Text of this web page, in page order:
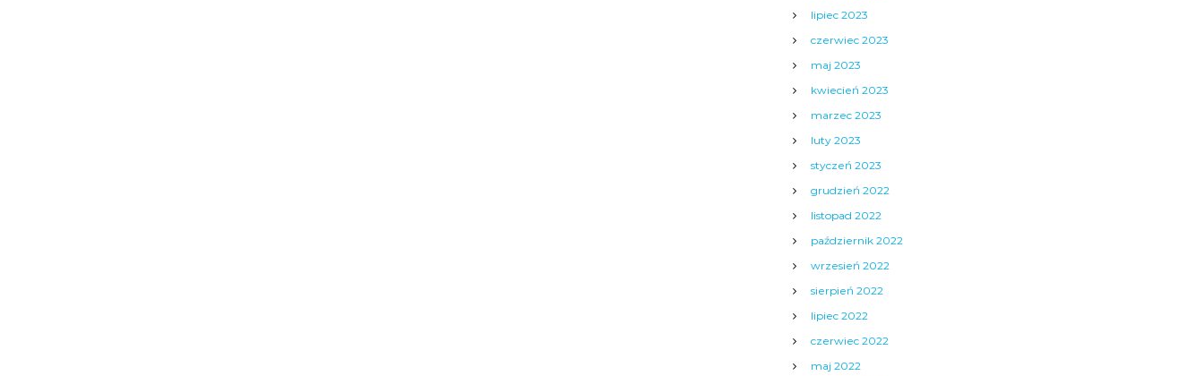
lipiec 2023
czerwiec 2023
maj 2023
kwiecień 2023
marzec 2023
luty 2023
styczeń 2023
grudzień 2022
listopad 2022
październik 2022
wrzesień 2022
sierpień 2022
lipiec 2022
czerwiec 2022
maj 2022